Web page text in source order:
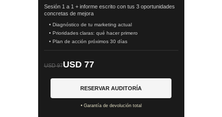
Sesión 1 a 1 + informe escrito con tus 3 oportunidades
concretas de mejora
• Diagnóstico de tu marketing actual
• Prioridades claras: qué hacer primero
• Plan de acción próximos 30 días
USD 97USD 77
RESERVAR AUDITORÍA
• Garantía de devolución total